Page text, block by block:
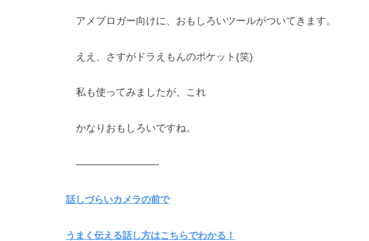
アメブロガー向けに、おもしろいツールがついてきます。
ええ、さすがドラえもんのポケット(笑)
私も使ってみましたが、これ
かなりおもしろいですね。
————————-
話しづらいカメラの前で
うまく伝える話し方はこちらでわかる！